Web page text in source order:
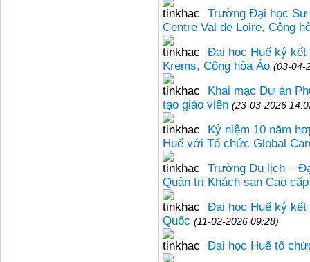
Trường Đại học
Centre Val de Loire, Cộng
Đại học Huế ký
Krems, Cộng hòa Áo (03-04-
Khai mạc Dự án
tạo giáo viên (23-03-2026
Kỷ niệm 10 năm
Huế với Tổ chức Global
Trường Du lịch –
Quản trị Khách sạn Cao
Đại học Huế ký
Quốc (11-02-2026 09:28)
Đại học Huế tổ